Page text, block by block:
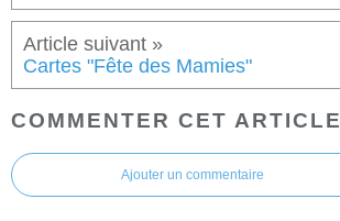
Cartes "Fête des Mamies"
COMMENTER CET ARTICLE
Ajouter un commentaire